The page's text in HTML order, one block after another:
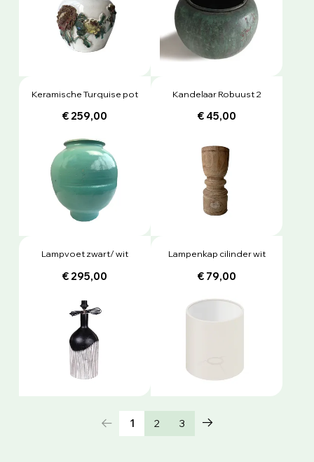
Keramische Turquise pot
€ 259,00
Kandelaar Robuust 2
€ 45,00
Lampvoet zwart/ wit
€ 295,00
Lampenkap cilinder wit
€ 79,00
1 2 3